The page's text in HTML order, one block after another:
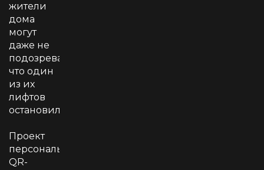
жители
дома
могут
даже не
подозревать,
что один
из их
лифтов
остановился.
Проект
персонального
QR-